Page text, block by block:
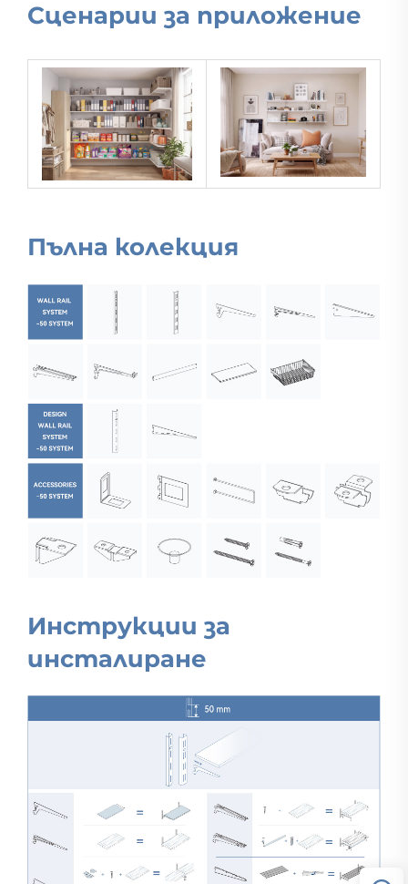
Сценарии за приложение
Пълна колекция
Инструкции за
инсталиране